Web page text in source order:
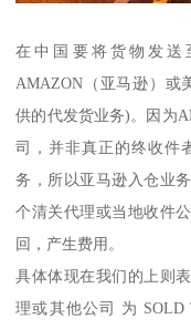
在中国要将货物发送
AMAZON（亚马逊）或
供的代发货业务)。因为
司，并非真正的终收件
务，所以亚马逊入仓业
个清关代理或当地收件
回，产生费用。
具体体现在我们的上则
理或其他公司 为